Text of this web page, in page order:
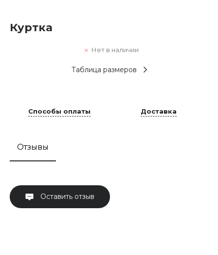
Куртка
Нет в наличии
Таблица размеров
Способы оплаты Доставка
Отзывы
Оставить отзыв